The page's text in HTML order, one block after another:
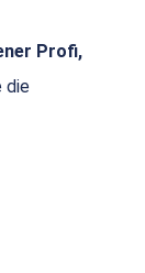
Profi,
die